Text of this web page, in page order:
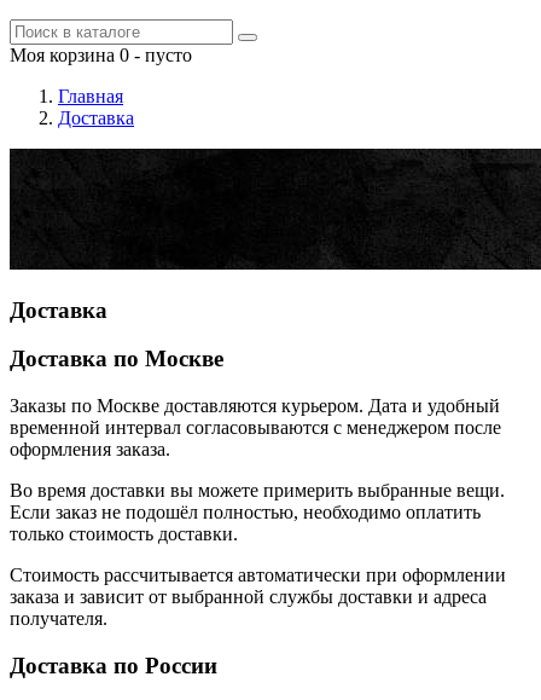
Моя корзина 0 - пусто
Главная
Доставка
Доставка
Доставка по Москве
Заказы по Москве доставляются курьером. Дата и удобный
временной интервал согласовываются с менеджером после
оформления заказа.
Во время доставки вы можете примерить выбранные вещи.
Если заказ не подошёл полностью, необходимо оплатить
только стоимость доставки.
Стоимость рассчитывается автоматически при оформлении
заказа и зависит от выбранной службы доставки и адреса
получателя.
Доставка по России